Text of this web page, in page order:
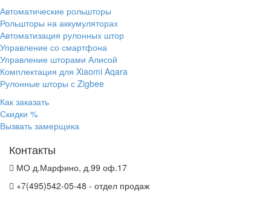
Автоматические рольшторы
Рольшторы на аккумуляторах
Автоматизация рулонных штор
Управление со смартфона
Управление шторами Алисой
Комплектация для Xiaomi Aqara
Рулонные шторы с Zigbee
Как заказать
Скидки %
Вызвать замерщика
Контакты
МО д.Марфино, д.99 оф.17
+7(495)542-05-48 - отдел продаж